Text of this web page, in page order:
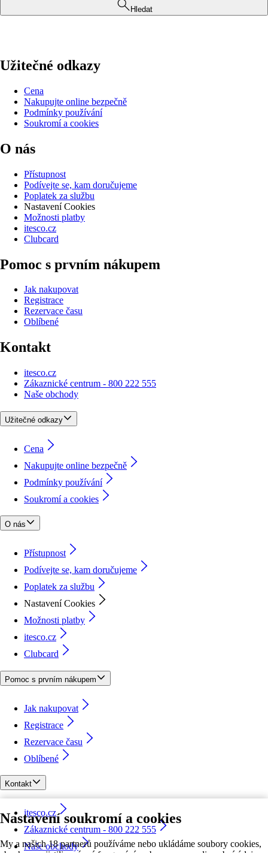
Nastavení soukromí a cookies
My a našich 18 partnerů používáme nebo ukládáme soubory cookies,
Hledat
Užitečné odkazy
Cena
Nakupujte online bezpečně
Podmínky používání
Soukromí a cookies
O nás
Přístupnost
Podívejte se, kam doručujeme
Poplatek za službu
Nastavení Cookies
Možnosti platby
itesco.cz
Clubcard
Pomoc s prvním nákupem
Jak nakupovat
Registrace
Rezervace času
Oblíbené
Kontakt
itesco.cz
Zákaznické centrum - 800 222 555
Naše obchody
Užitečné odkazy
Cena
Nakupujte online bezpečně
Podmínky používání
Soukromí a cookies
O nás
Přístupnost
Podívejte se, kam doručujeme
Poplatek za službu
Nastavení Cookies
Možnosti platby
itesco.cz
Clubcard
Pomoc s prvním nákupem
Jak nakupovat
Registrace
Rezervace času
Oblíbené
Kontakt
itesco.cz
Zákaznické centrum - 800 222 555
Naše obchody